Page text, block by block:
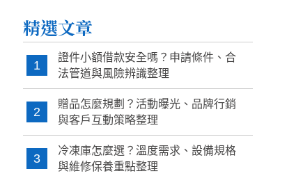
精選文章
1
證件小額借款安全嗎？申請條件、合
法管道與風險辨識整理
2
贈品怎麼規劃？活動曝光、品牌行銷
與客戶互動策略整理
3
冷凍庫怎麼選？溫度需求、設備規格
與維修保養重點整理